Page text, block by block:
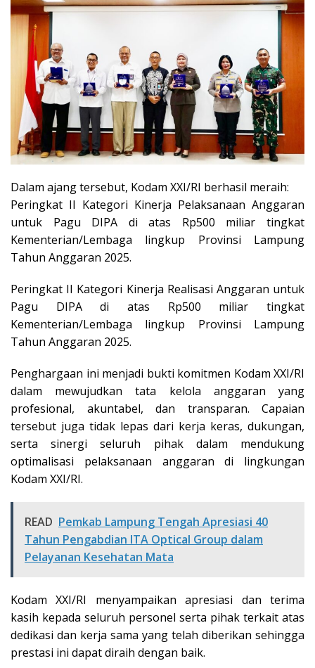
Dalam ajang tersebut, Kodam XXI/RI berhasil meraih:
Peringkat II Kategori Kinerja Pelaksanaan Anggaran
untuk Pagu DIPA di atas Rp500 miliar tingkat
Kementerian/Lembaga lingkup Provinsi Lampung
Tahun Anggaran 2025.
Peringkat II Kategori Kinerja Realisasi Anggaran untuk
Pagu DIPA di atas Rp500 miliar tingkat
Kementerian/Lembaga lingkup Provinsi Lampung
Tahun Anggaran 2025.
Penghargaan ini menjadi bukti komitmen Kodam XXI/RI
dalam mewujudkan tata kelola anggaran yang
profesional, akuntabel, dan transparan. Capaian
tersebut juga tidak lepas dari kerja keras, dukungan,
serta sinergi seluruh pihak dalam mendukung
optimalisasi pelaksanaan anggaran di lingkungan
Kodam XXI/RI.
READ Pemkab Lampung Tengah Apresiasi 40
Tahun Pengabdian ITA Optical Group dalam
Pelayanan Kesehatan Mata
Kodam XXI/RI menyampaikan apresiasi dan terima
kasih kepada seluruh personel serta pihak terkait atas
dedikasi dan kerja sama yang telah diberikan sehingga
prestasi ini dapat diraih dengan baik.